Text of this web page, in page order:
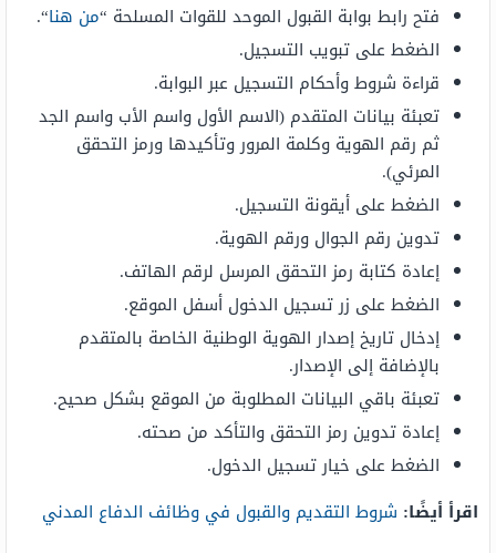
فتح رابط بوابة القبول الموحد للقوات المسلحة “من هنا“.
الضغط على تبويب التسجيل.
قراءة شروط وأحكام التسجيل عبر البوابة.
تعبئة بيانات المتقدم (الاسم الأول واسم الأب واسم الجد
ثم رقم الهوية وكلمة المرور وتأكيدها ورمز التحقق
المرئي).
الضغط على أيقونة التسجيل.
تدوين رقم الجوال ورقم الهوية.
إعادة كتابة رمز التحقق المرسل لرقم الهاتف.
الضغط على زر تسجيل الدخول أسفل الموقع.
إدخال تاريخ إصدار الهوية الوطنية الخاصة بالمتقدم
بالإضافة إلى الإصدار.
تعبئة باقي البيانات المطلوبة من الموقع بشكل صحيح.
إعادة تدوين رمز التحقق والتأكد من صحته.
الضغط على خيار تسجيل الدخول.
اقرأ أيضًا: شروط التقديم والقبول في وظائف الدفاع المدني